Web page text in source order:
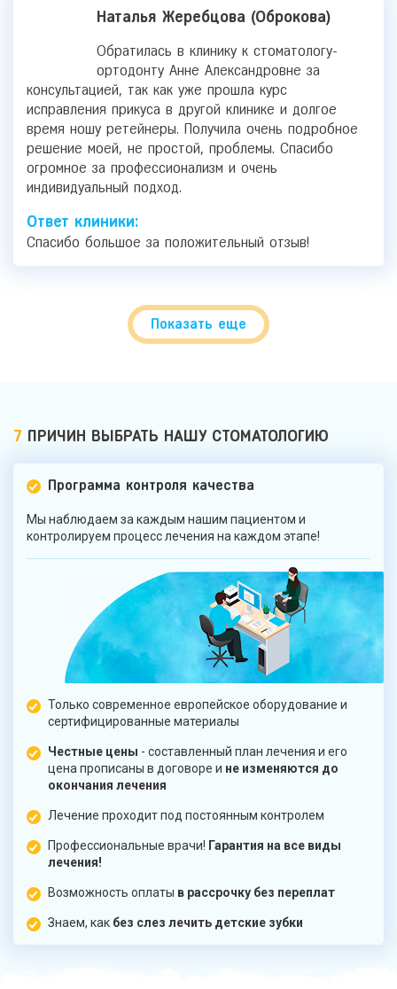
Наталья Жеребцова (Оброкова)
Обратилась в клинику к стоматологу-
ортодонту Анне Александровне за
консультацией, так как уже прошла курс
исправления прикуса в другой клинике и долгое
время ношу ретейнеры. Получила очень подробное
решение моей, не простой, проблемы. Спасибо
огромное за профессионализм и очень
индивидуальный подход.
Ответ клиники:
Спасибо большое за положительный отзыв!
Показать еще
7 ПРИЧИН ВЫБРАТЬ НАШУ СТОМАТОЛОГИЮ
Программа контроля качества
Мы наблюдаем за каждым нашим пациентом и
контролируем процесс лечения на каждом этапе!
Только современное европейское оборудование и
сертифицированные материалы
Честные цены - составленный план лечения и его
цена прописаны в договоре и не изменяются до
окончания лечения
Лечение проходит под постоянным контролем
Профессиональные врачи! Гарантия на все виды
лечения!
Возможность оплаты в рассрочку без переплат
Знаем, как без слез лечить детские зубки